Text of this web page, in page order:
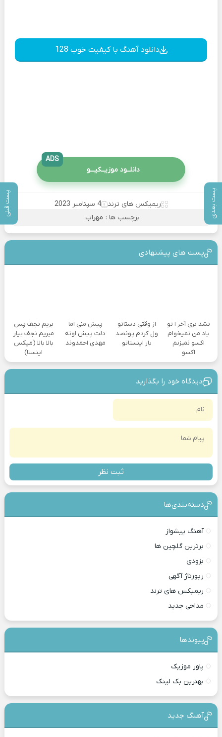
پست بعدی پست قبلی
دانلود آهنگ با کیفیت خوب 128
دانلــود موزیــکیـــو
ADS
ریمیکس های ترند
4 سپتامبر 2023
برچسب ها : مهراب
پست های پیشنهادی
نشد بری آخر ا تو
یاد من نمیخوام
اکسو نمیزنم
اکسو
از وقتی دستاتو
ول کردم پونصد
بار اینستاتو
پیش منی اما
دلت پیش اونه
مهدی احمدوند
بریم نجف پس
میریم نجف بیار
بالا بالا (میکس
اینستا)
دیدگاه خود را بگذارید
ثبت نظر
دسته‌بندی‎‌‌ها
آهنگ پیشواز
برترین گلچین ها
بزودی
رپورتاژ آگهی
ریمیکس های ترند
مداحی جدید
پیوندها
پاور موزیک
بهترین بک لینک
آهنگ جدید